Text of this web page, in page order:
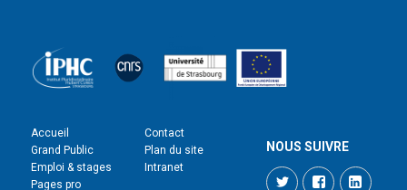
Accueil
Grand Public
Emploi & stages
Pages pro
Contact
Plan du site
Intranet
NOUS SUIVRE
TwitterFacebook